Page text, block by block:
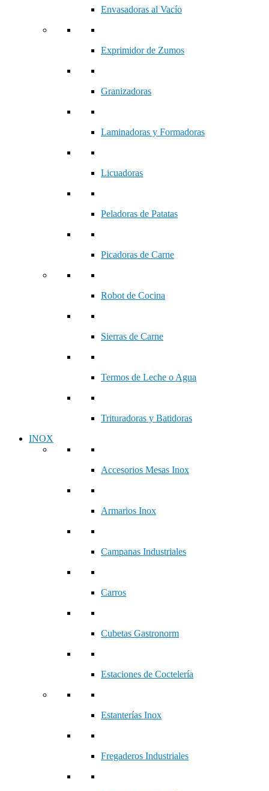
Envasadoras al Vacío
Exprimidor de Zumos
Granizadoras
Laminadoras y Formadoras
Licuadoras
Peladoras de Patatas
Picadoras de Carne
Robot de Cocina
Sierras de Carne
Termos de Leche o Agua
Trituradoras y Batidoras
INOX
Accesorios Mesas Inox
Armarios Inox
Campanas Industriales
Carros
Cubetas Gastronorm
Estaciones de Coctelería
Estanterías Inox
Fregaderos Industriales